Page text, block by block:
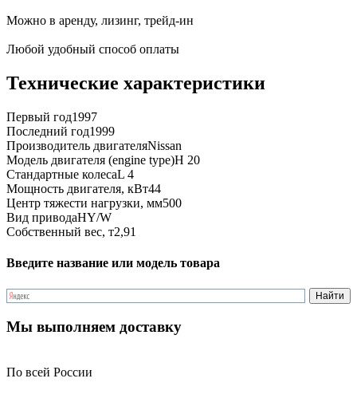
Можно в аренду, лизинг, трейд-ин
Любой удобный способ оплаты
Технические характеристики
Первый год1997
Последний год1999
Производитель двигателяNissan
Модель двигателя (engine type)H 20
Стандартные колесаL 4
Мощность двигателя, кВт44
Центр тяжести нагрузки, мм500
Вид приводаHY/W
Собственный вес, т2,91
Введите название или модель товара
Мы выполняем доставку
По всей России